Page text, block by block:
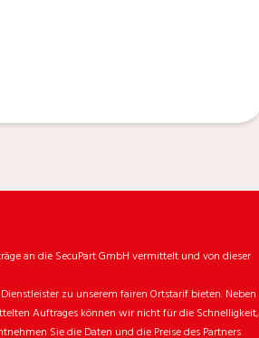
an die SecuPart GmbH vermittelt und von dieser
zu unserem fairen Ortstarif bieten. Neben
Auftrages können wir nicht für die Schnelligkeit,
Sie die Daten und die Preise des Partners